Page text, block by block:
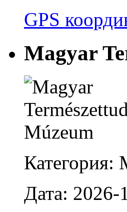
GPS
Magyar
Категория:
Дата: 2026-